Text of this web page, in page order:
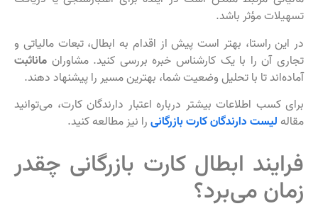
تسهیلات مؤثر باشد.
در این راستا، بهتر است پیش از اقدام به ابطال، تبعات مالیاتی و
تجاری آن را با یک کارشناس خبره بررسی کنید. مشاوران ماناثبت
آماده‌اند تا با تحلیل وضعیت شما، بهترین مسیر را پیشنهاد دهند.
برای کسب اطلاعات بیشتر درباره اعتبار دارندگان کارت، می‌توانید
مقاله لیست دارندگان کارت بازرگانیرا نیز مطالعه کنید.
فرایند ابطال کارت بازرگانی چقدر
زمان می‌برد؟